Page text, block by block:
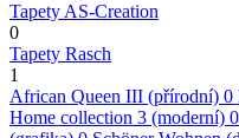
Tapety AS-Creation
0
Tapety Rasch
1
African Queen III (přírodní) 0
Home collection 3 (moderní) 0